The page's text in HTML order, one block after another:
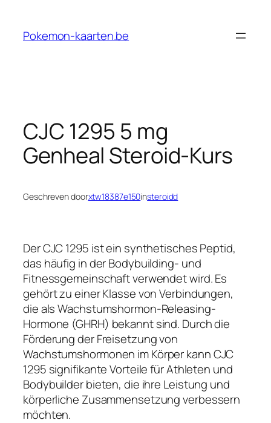
Pokemon-kaarten.be
CJC 1295 5 mg
Genheal Steroid-Kurs
Geschreven doorxtw18387e150insteroidd
Der CJC 1295 ist ein synthetisches Peptid,
das häufig in der Bodybuilding- und
Fitnessgemeinschaft verwendet wird. Es
gehört zu einer Klasse von Verbindungen,
die als Wachstumshormon-Releasing-
Hormone (GHRH) bekannt sind. Durch die
Förderung der Freisetzung von
Wachstumshormonen im Körper kann CJC
1295 signifikante Vorteile für Athleten und
Bodybuilder bieten, die ihre Leistung und
körperliche Zusammensetzung verbessern
möchten.